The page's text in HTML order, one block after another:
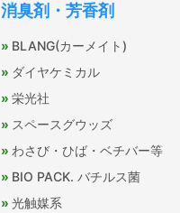
消臭剤・芳香剤
BLANG(カーメイト)
ダイヤケミカル
栄光社
スペースグウッズ
わさび・ひば・ベチバー等
BIO PACK. バチルス菌
光触媒系